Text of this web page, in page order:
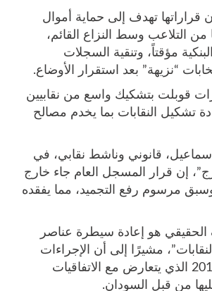
تهدف إلى حماية أموال
من التلاعب وسط النزاع القائم،
مؤقتاً، وتنقية السجلات
“نزيهة” بعد استقرار الأوضاع.
قوبلت بتشكيك واسع من نقابيين
تشكيل النقابات بما يخدم مصالح
قانوني وناشط نقابي، في
إن قرار المسجل العام جاء خارج
وسبق مرسوم رفع التجميد، مما يفقده
هو إعادة سيطرة عناصر
مشيرًا إلى أن الإجراءات
تستند إلى قانون 2010 الذي يتعارض مع الاتفاقيات
من قبل السودان.